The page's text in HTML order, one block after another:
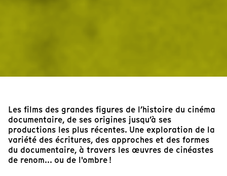
Les films des grandes figures de l’histoire du cinéma
documentaire, de ses origines jusqu’à ses
productions les plus récentes. Une exploration de la
variété des écritures, des approches et des formes
du documentaire, à travers les œuvres de cinéastes
de renom... ou de l'ombre !